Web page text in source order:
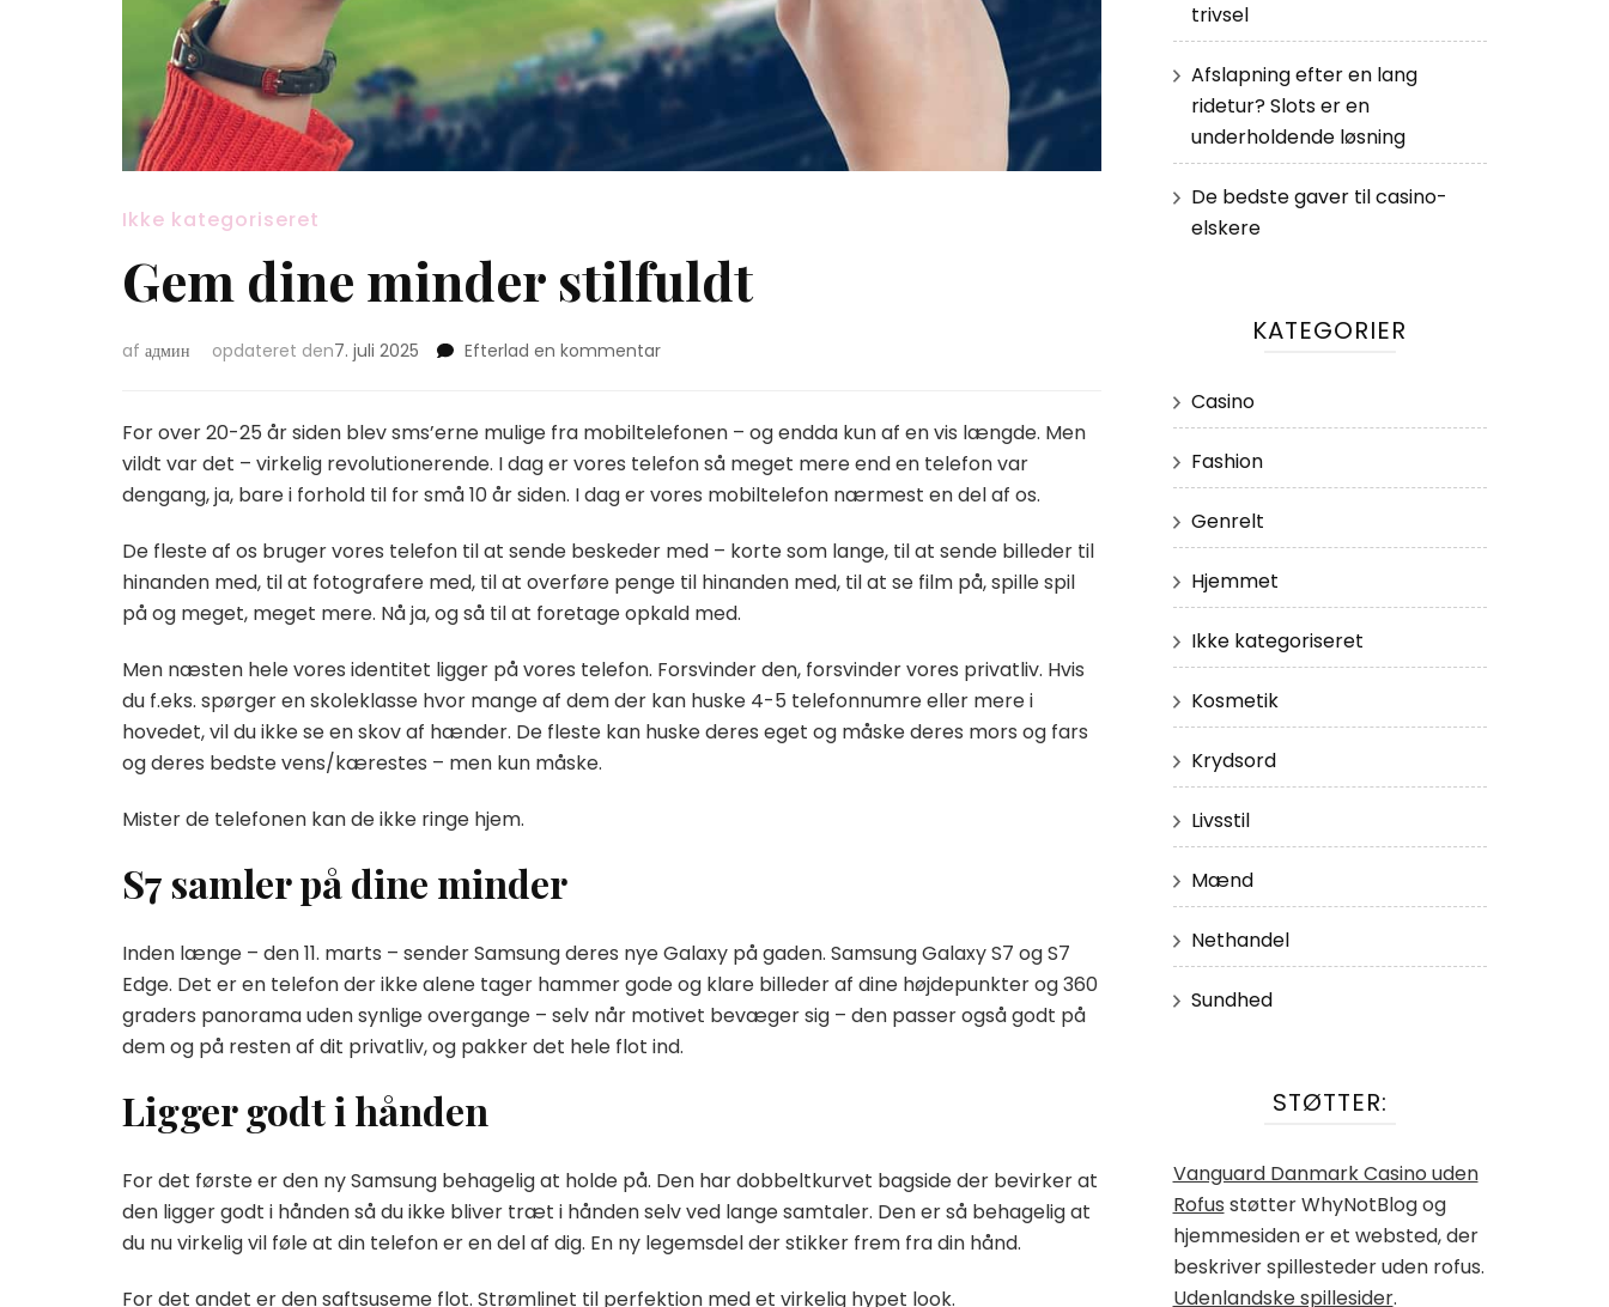
Ikke kategoriseret
Gem dine minder stilfuldt
af админ opdateret den7. juli 2025 Efterlad en kommentaron
minder
stilfuldt
For over 20-25 år siden blev sms’erne mulige fra mobiltelefonen – og endda kun af en vis længde. Men
vildt var det – virkelig revolutionerende. I dag er vores telefon så meget mere end en telefon var
dengang, ja, bare i forhold til for små 10 år siden. I dag er vores mobiltelefon nærmest en del af os.
De fleste af os bruger vores telefon til at sende beskeder med – korte som lange, til at sende billeder til
hinanden med, til at fotografere med, til at overføre penge til hinanden med, til at se film på, spille spil
på og meget, meget mere. Nå ja, og så til at foretage opkald med.
Men næsten hele vores identitet ligger på vores telefon. Forsvinder den, forsvinder vores privatliv. Hvis
du f.eks. spørger en skoleklasse hvor mange af dem der kan huske 4-5 telefonnumre eller mere i
hovedet, vil du ikke se en skov af hænder. De fleste kan huske deres eget og måske deres mors og fars
og deres bedste vens/kærestes – men kun måske.
Mister de telefonen kan de ikke ringe hjem.
S7 samler på dine minder
Inden længe – den 11. marts – sender Samsung deres nye Galaxy på gaden. Samsung Galaxy S7 og S7
Edge. Det er en telefon der ikke alene tager hammer gode og klare billeder af dine højdepunkter og 360
graders panorama uden synlige overgange – selv når motivet bevæger sig – den passer også godt på
dem og på resten af dit privatliv, og pakker det hele flot ind.
Ligger godt i hånden
For det første er den ny Samsung behagelig at holde på. Den har dobbeltkurvet bagside der bevirker at
den ligger godt i hånden så du ikke bliver træt i hånden selv ved lange samtaler. Den er så behagelig at
du nu virkelig vil føle at din telefon er en del af dig. En ny legemsdel der stikker frem fra din hånd.
For det andet er den saftsuseme flot. Strømlinet til perfektion med et virkelig hypet look.
trivsel
Afslapning efter en lang
ridetur? Slots er en
underholdende løsning
De bedste gaver til casino-
elskere
KATEGORIER
Casino
Fashion
Genrelt
Hjemmet
Ikke kategoriseret
Kosmetik
Krydsord
Livsstil
Mænd
Nethandel
Sundhed
STØTTER:
Vanguard Danmark Casino uden
Rofus støtter WhyNotBlog og
hjemmesiden er et websted, der
beskriver spillesteder uden rofus.
Udenlandske spillesider.